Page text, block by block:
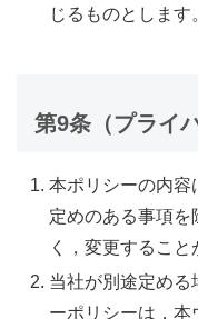
じるものとします
第9条（プライ
本ポリシーの内容
定めのある事項を
く，変更すること
当社が別途定める
ーポリシーは，本